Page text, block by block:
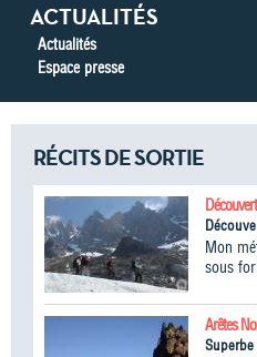
ACTUALITÉS
Actualités
Espace presse
RÉCITS DE SORTIE
Mon
sous
Arêtes